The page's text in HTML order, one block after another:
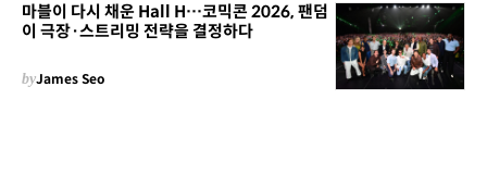
마블이 다시 채운 Hall H…코믹콘 2026, 팬덤
이 극장·스트리밍 전략을 결정하다
byJames Seo